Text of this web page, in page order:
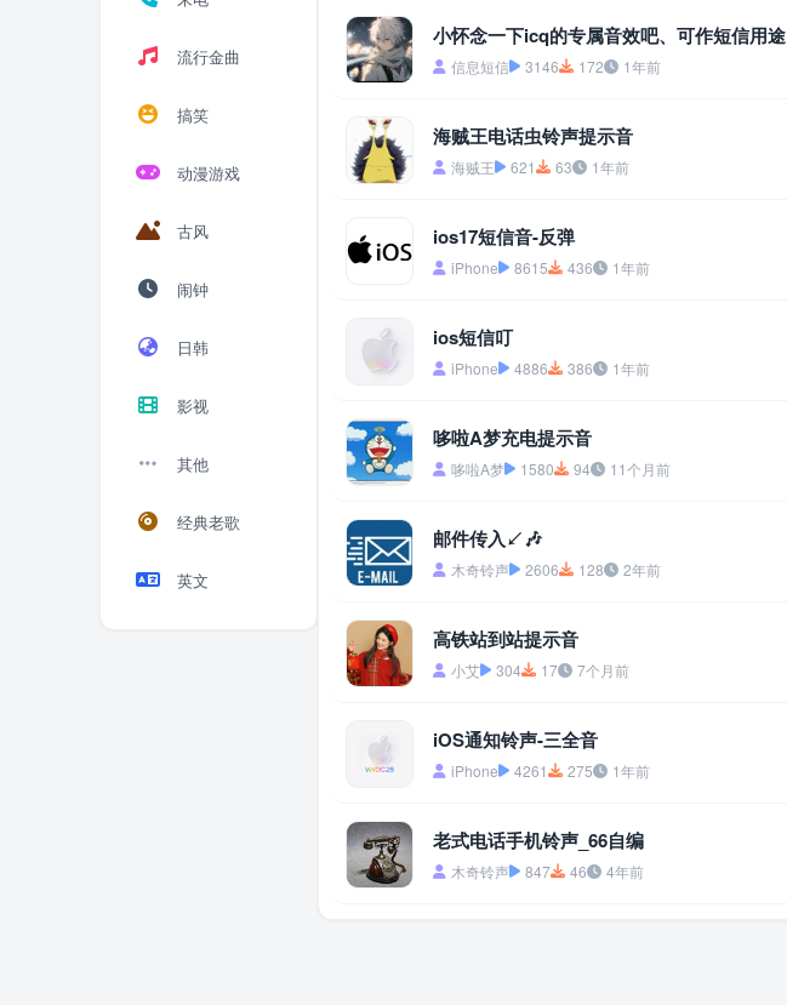
流行金曲
搞笑
动漫游戏
古风
闹钟
日韩
影视
其他
经典老歌
英文
小怀念一下icq的专属音效吧、可作短信用途
信息短信 3146 172 1年前
海贼王电话虫铃声提示音
海贼王 621 63 1年前
ios17短信音-反弹
iPhone 8615 436 1年前
ios短信叮
iPhone 4886 386 1年前
哆啦A梦充电提示音
哆啦A梦 1580 94 11个月前
邮件传入↙🎶
木奇铃声 2606 128 2年前
高铁站到站提示音
小艾 304 17 7个月前
iOS通知铃声-三全音
iPhone 4261 275 1年前
老式电话手机铃声_66自编
木奇铃声 847 46 4年前